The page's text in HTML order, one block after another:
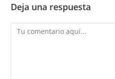
Deja una respuesta
Comentario